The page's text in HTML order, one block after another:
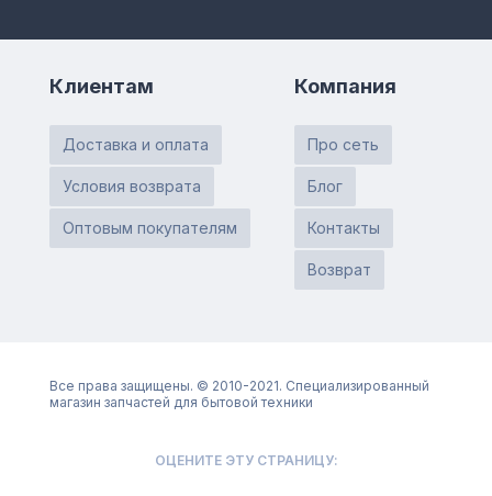
Клиентам
Доставка и оплата
Условия возврата
Оптовым покупателям
Компания
Про сеть
Блог
Контакты
Возврат
Все права защищены. © 2010-2021. Специализированный
магазин запчастей для бытовой техники
ОЦЕНИТЕ ЭТУ СТРАНИЦУ: